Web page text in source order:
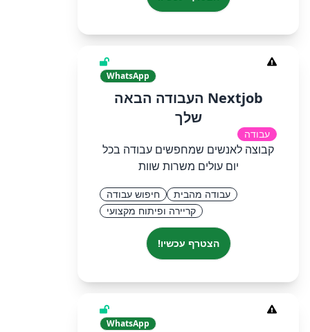
WhatsApp
Nextjob העבודה הבאה
שלך
עבודה
קבוצה לאנשים שמחפשים עבודה בכל
יום עולים משרות שוות
עבודה מהבית
חיפוש עבודה
קריירה ופיתוח מקצועי
הצטרף עכשיו!
WhatsApp